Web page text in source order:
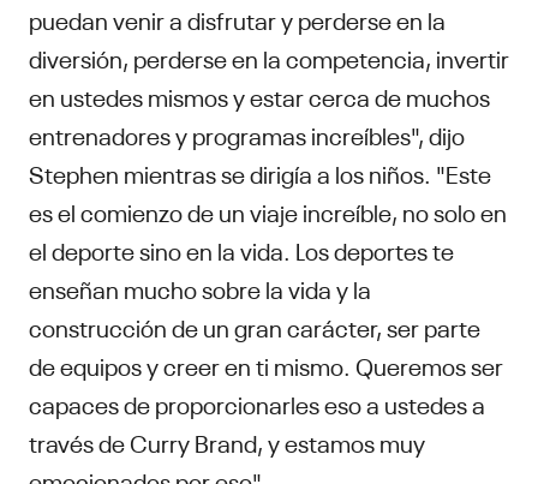
puedan venir a disfrutar y perderse en la
diversión, perderse en la competencia, invertir
en ustedes mismos y estar cerca de muchos
entrenadores y programas increíbles", dijo
Stephen mientras se dirigía a los niños. "Este
es el comienzo de un viaje increíble, no solo en
el deporte sino en la vida. Los deportes te
enseñan mucho sobre la vida y la
construcción de un gran carácter, ser parte
de equipos y creer en ti mismo. Queremos ser
capaces de proporcionarles eso a ustedes a
través de Curry Brand, y estamos muy